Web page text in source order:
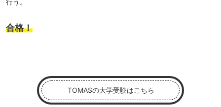
行う。
合格！
TOMASの大学受験はこちら